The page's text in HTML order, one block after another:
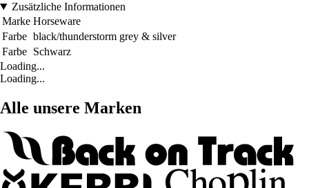
Zusätzliche Informationen
Marke Horseware
Farbe black/thunderstorm grey & silver
Farbe Schwarz
Loading...
Loading...
Alle unsere Marken